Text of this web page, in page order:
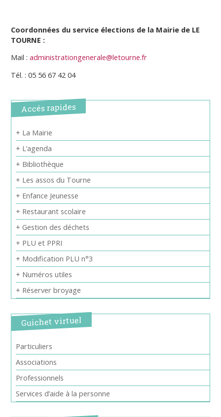
Coordonnées du service élections de la Mairie de LE
TOURNE :
Mail :administrationgenerale@letourne.fr
Tél. : 05 56 67 42 04
Accés rapides
+ La Mairie
+ L’agenda
+ Bibliothèque
+ Les assos du Tourne
+ Enfance Jeunesse
+ Restaurant scolaire
+ Gestion des déchets
+ PLU et PPRI
+ Modification PLU n°3
+ Numéros utiles
+ Réserver broyage
Guichet virtuel
Particuliers
Associations
Professionnels
Services d’aide à la personne